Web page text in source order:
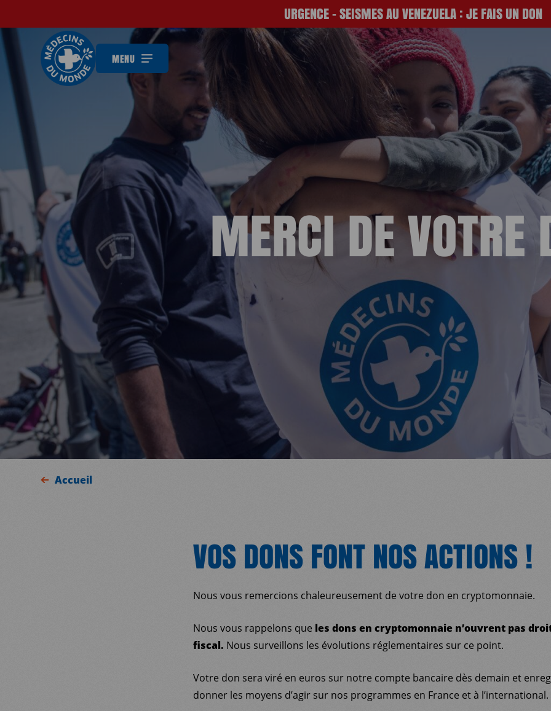
URGENCE - SEISMES AU VENEZUELA : JE FAIS UN DON
MENU ESPACE
MERCI DE VOTRE
Accueil
VOS DONS FONT NOS ACTIONS !
Nous vous remercions chaleureusement de votre don en cryptomonnaie.
Nous vous rappelons que les dons en cryptomonnaie n’ouvrent pas
fiscal. Nous surveillons les évolutions réglementaires sur ce point.
Votre don sera viré en euros sur notre compte bancaire dès demain et
donner les moyens d’agir sur nos programmes en France et à l’international.